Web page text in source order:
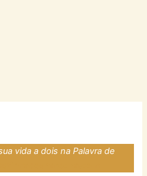
vida a dois na Palavra de